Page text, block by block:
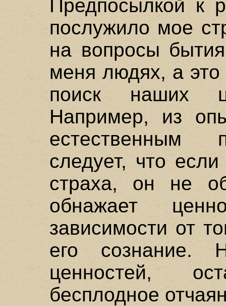
Предпосылкой к
послужило мое
на вопросы
меня людях, а это
поиск наших
Например, из
естественным
следует, что
страха, он не
обнажает
зависимости от
его сознание.
ценностей,
бесплодное